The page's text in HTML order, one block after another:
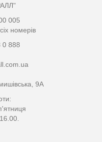
005
номерів
0 888
9А